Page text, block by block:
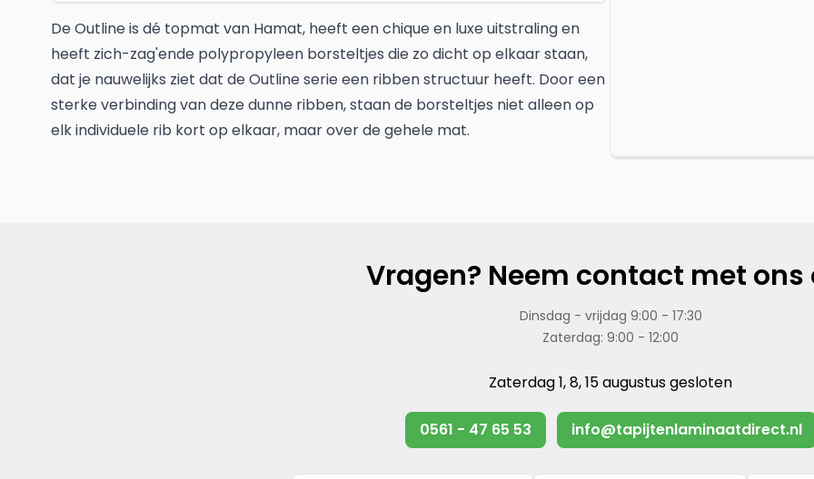
De Outline is dé topmat van Hamat, heeft een chique en luxe uitstraling en
heeft zich-zag'ende polypropyleen borsteltjes die zo dicht op elkaar staan,
dat je nauwelijks ziet dat de Outline serie een ribben structuur heeft. Door een
sterke verbinding van deze dunne ribben, staan de borsteltjes niet alleen op
elk individuele rib kort op elkaar, maar over de gehele mat.
Vragen? Neem contact met ons
Dinsdag - vrijdag 9:00 - 17:30
Zaterdag: 9:00 - 12:00
Zaterdag 1, 8, 15 augustus gesloten
0561 - 47 65 53 info@tapijtenlaminaatdirect.nl